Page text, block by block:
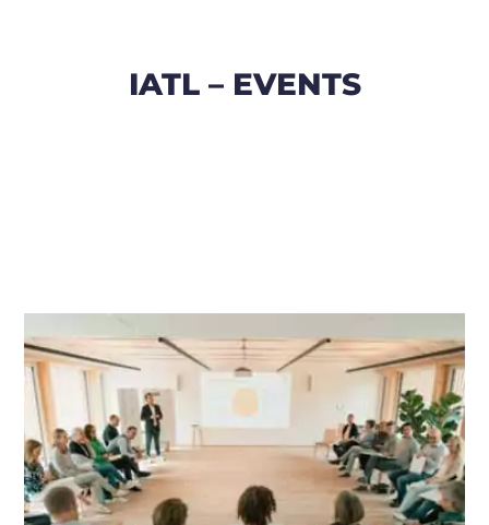
IATL – EVENTS